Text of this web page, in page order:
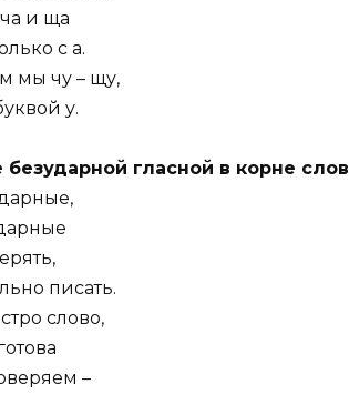
и ща
с а.
мы чу – щу,
у.
безударной гласной в корне
писать.
слово,
–